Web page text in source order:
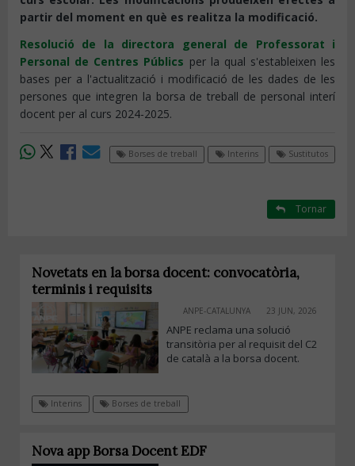
partir del moment en què es realitza la modificació.
Resolució de la directora general de Professorat i
Personal de Centres Públics per la qual s'estableixen les
bases per a l'actualització i modificació de les dades de les
persones que integren la borsa de treball de personal interí
docent per al curs 2024-2025.
Borses de treball Interins Sustitutos
Tornar
Novetats en la borsa docent: convocatòria,
terminis i requisits
ANPE-CATALUNYA 23 JUN, 2026
ANPE reclama una solució
transitòria per al requisit del C2
de català a la borsa docent.
Interins Borses de treball
Nova app Borsa Docent EDF